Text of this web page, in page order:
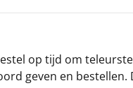
op tijd om
geven en